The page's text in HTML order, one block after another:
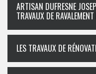
ARTISAN DUFRESNE
TRAVAUX DE
LES TRAVAUX DE